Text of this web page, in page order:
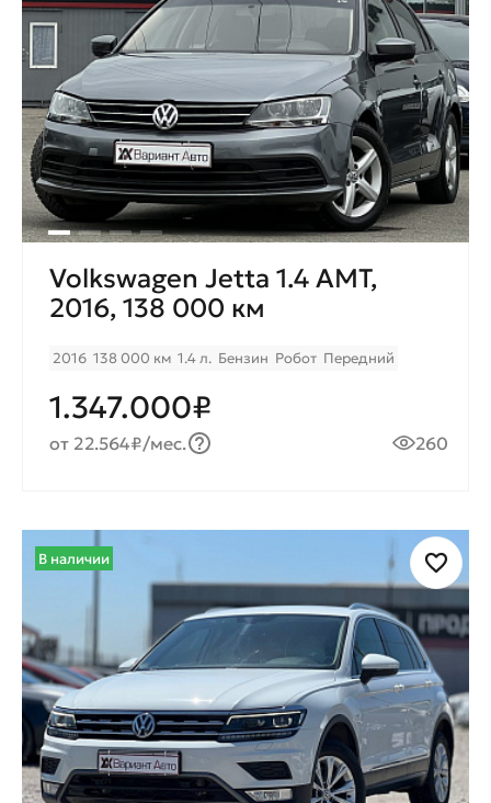
Volkswagen Jetta 1.4 AMТ,
2016, 138 000 км
2016 138 000 км 1.4 л. Бензин Робот Передний
1.347.000₽
от 22.564₽/мес. 260
В наличии